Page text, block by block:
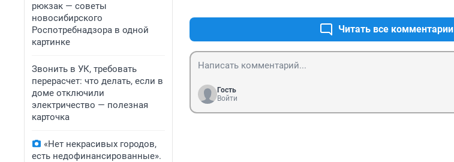
рюкзак — советы
новосибирского
Роспотребнадзора в одной
картинке
Звонить в УК, требовать
перерасчет: что делать, если в
доме отключили
электричество — полезная
карточка
«Нет некрасивых городов,
есть недофинансированные».
Читать все комментарии
Гость
Войти